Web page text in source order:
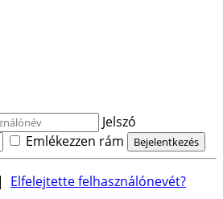
Jelszó
Emlékezzen rám
| Elfelejtette felhasználónevét?